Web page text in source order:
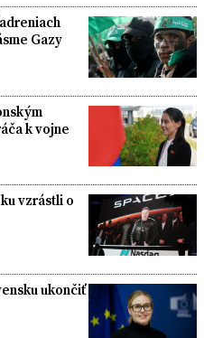
Gazy
k vojne
vzrástli o
ukončiť